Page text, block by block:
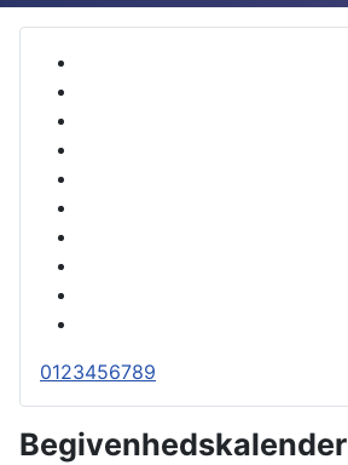
0123456789
Begivenhedskalender